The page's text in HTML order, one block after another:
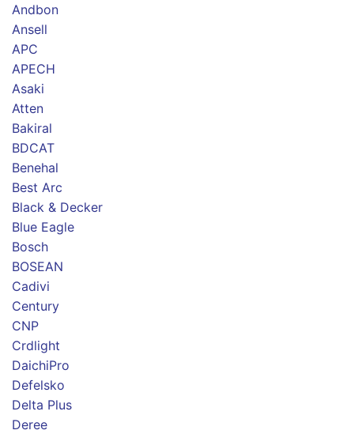
Andbon
Ansell
APC
APECH
Asaki
Atten
Bakiral
BDCAT
Benehal
Best Arc
Black & Decker
Blue Eagle
Bosch
BOSEAN
Cadivi
Century
CNP
Crdlight
DaichiPro
Defelsko
Delta Plus
Deree